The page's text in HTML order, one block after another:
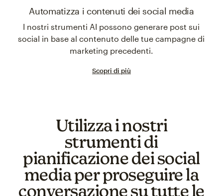
Automatizza i contenuti dei social media
I nostri strumenti AI possono generare post sui
social in base al contenuto delle tue campagne di
marketing precedenti.
Scopri di più
Utilizza i nostri
strumenti di
pianificazione dei social
media per proseguire la
conversazione su tutte le